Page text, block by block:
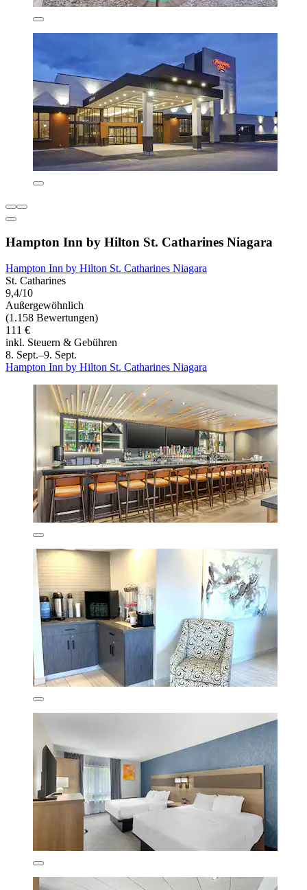
Hampton Inn by Hilton St. Catharines Niagara
Hampton Inn by Hilton St. Catharines Niagara
St. Catharines
9,4/10
Außergewöhnlich
(1.158 Bewertungen)
111 €
inkl. Steuern & Gebühren
8. Sept.–9. Sept.
Hampton Inn by Hilton St. Catharines Niagara